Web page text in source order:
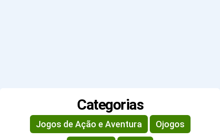
Categorias
Jogos de Ação e Aventura Ojogos